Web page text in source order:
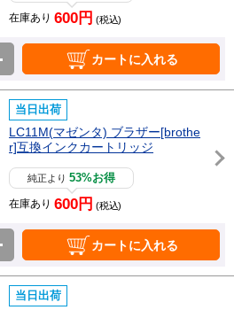
在庫あり 600円 (税込)
カートに入れる
当日出荷
LC11M(マゼンタ) ブラザー[brothe
r]互換インクカートリッジ
純正より53%お得
在庫あり 600円 (税込)
カートに入れる
当日出荷